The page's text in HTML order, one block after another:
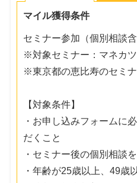
マイル獲得条件
セミナー参加（個別相談
※対象セミナー：マネカ
※東京都の恵比寿のセミ
【対象条件】
・お申し込みフォームに
だくこと
・セミナー後の個別相談
・年齢が25歳以上、49歳